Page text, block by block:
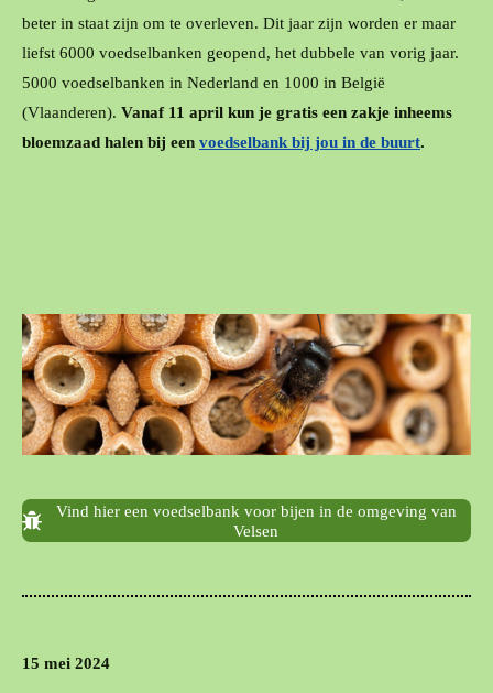
beter in staat zijn om te overleven. Dit jaar zijn worden er maar
liefst 6000 voedselbanken geopend, het dubbele van vorig jaar.
5000 voedselbanken in Nederland en 1000 in België
(Vlaanderen). Vanaf 11 april kun je gratis een zakje inheems
bloemzaad halen bij een voedselbank bij jou in de buurt.
Vind hier een voedselbank voor bijen in de omgeving van
Velsen
15 mei 2024